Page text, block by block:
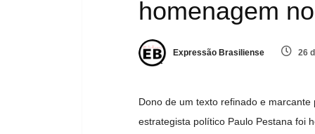
homenagem
Expressão Brasiliense 26
Dono de um texto refinado e
estrategista político Paulo Pestana foi